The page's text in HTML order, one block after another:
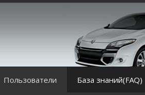
Пользователи База знаний(FAQ)